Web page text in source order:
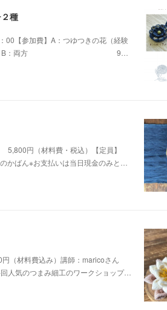
種
00【参加費】A：つゆつきの花（経験
A＋B：両方 9…
5,800円（材料費・税込）【定員】
ばん※お支払いは当日現金のみと…
（材料費込み）講師：maricoさん
人気のつまみ細工のワークショップ…